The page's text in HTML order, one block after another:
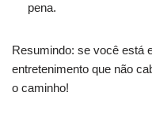
pena.
Resumindo: se você está
entretenimento que não
o caminho!